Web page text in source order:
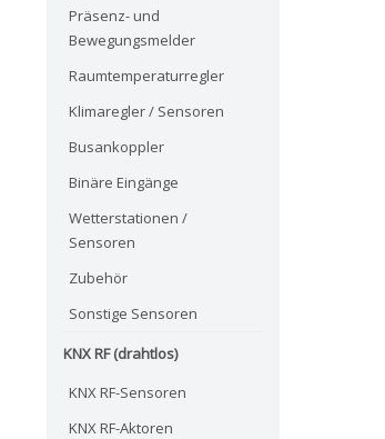
Präsenz- und
Bewegungsmelder
Raumtemperaturregler
Klimaregler / Sensoren
Busankoppler
Binäre Eingänge
Wetterstationen /
Sensoren
Zubehör
Sonstige Sensoren
KNX RF (drahtlos)
KNX RF-Sensoren
KNX RF-Aktoren